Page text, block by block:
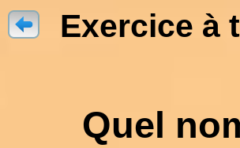
Exercice à
Quel